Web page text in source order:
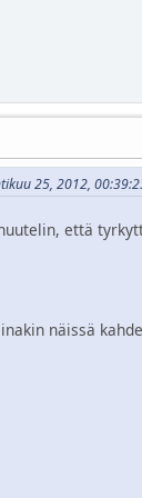
25, 2012,
että
näissä